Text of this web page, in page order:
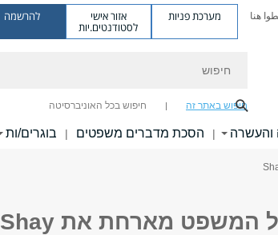
هنا מערכת פניות אזור אישי
לסטודנטים.יות
להרשמה
חיפוש באתר זה חיפוש בכל האוניברסיטה
והעשרה | הסכת מדברים משפטים | בוגרים/ות
סדנת שמעונוב ושות' לניתוח כלכלי של המשפט מארחת את Shay